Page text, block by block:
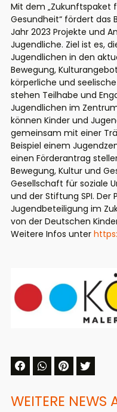
Mit dem „Zukunftspaket
Gesundheit“ fördert das
Jahr 2023 Projekte und
Jugendliche. Ziel ist es,
Jugendlichen in den
Bewegung,
körperliche und
stehen Teilhabe und
Jugendlichen im
können Kinder und
gemeinsam mit einer
Beispiel einem
einen Förderantrag
Bewegung, Kultur und
Gesellschaft für soziale
und der Stiftung SPI. Der
Jugendbeteiligung im
von der Deutschen
Weitere Infos unter
WEITERE NEWS